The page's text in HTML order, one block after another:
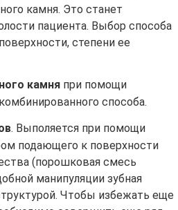
камня. Это станет
пациента. Выбор способа
степени ее
камня при помощи
способа.
. Выполяется при помощи
подающего к поверхности
(порошковая смесь
манипуляции зубная
Чтобы избежать еще